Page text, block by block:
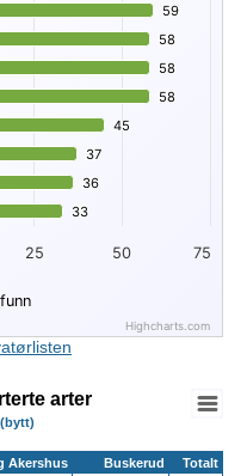
Observatør.
. Data ranges from 33 to
59
59
58
58
58
58
58
58
45
45
37
37
36
36
33
33
50
25 75
Highcharts.com
arter
Akershus Buskerud
Totalt